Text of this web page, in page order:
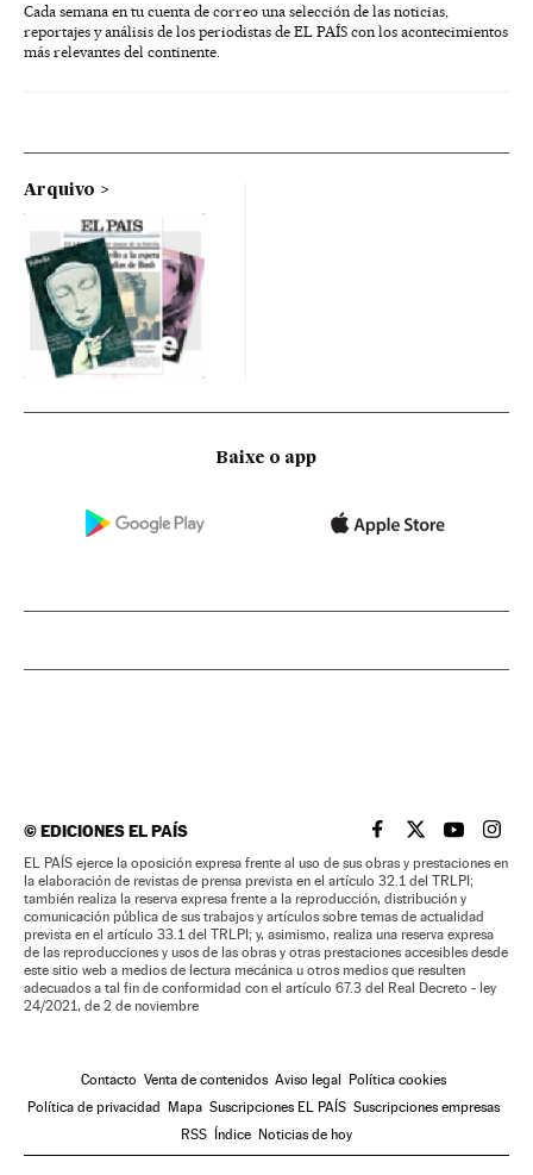
Cada semana en tu cuenta de correo una selección de las noticias,
reportajes y análisis de los periodistas de EL PAÍS con los acontecimientos
más relevantes del continente.
Arquivo
Baixe o app
©EDICIONES EL PAÍS EL PAÍS BRASIL EN
EL PAÍSEL PAÍS
EL
EL PAÍS ejerce la oposición expresa frente al uso de sus obras y prestaciones en
la elaboración de revistas de prensa prevista en el artículo 32.1 del TRLPI;
también realiza la reserva expresa frente a la reproducción, distribución y
comunicación pública de sus trabajos y artículos sobre temas de actualidad
prevista en el artículo 33.1 del TRLPI; y, asimismo, realiza una reserva expresa
de las reproducciones y usos de las obras y otras prestaciones accesibles desde
este sitio web a medios de lectura mecánica u otros medios que resulten
adecuados a tal fin de conformidad con el artículo 67.3 del Real Decreto - ley
24/2021, de 2 de noviembre
Contacto Venta de contenidos Aviso legal
Política cookies
Política de privacidad
Mapa Suscripciones EL PAÍS Suscripciones empresas
RSS
Índice Noticias de hoy